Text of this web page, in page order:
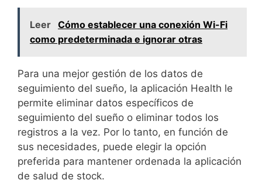
Leer Cómo establecer una conexión Wi-Fi
como predeterminada e ignorar otras
Para una mejor gestión de los datos de
seguimiento del sueño, la aplicación Health le
permite eliminar datos específicos de
seguimiento del sueño o eliminar todos los
registros a la vez. Por lo tanto, en función de
sus necesidades, puede elegir la opción
preferida para mantener ordenada la aplicación
de salud de stock.